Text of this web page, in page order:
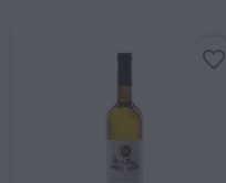
favorite_border